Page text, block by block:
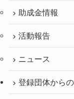
助成金情報
活動報告
ニュース
登録団体から